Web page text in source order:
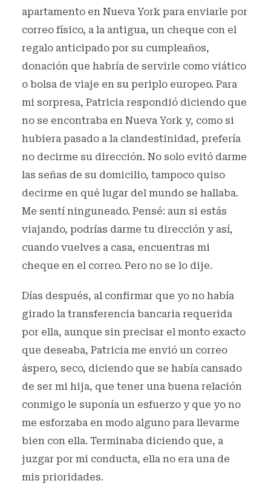
apartamento en Nueva York para enviarle por
correo físico, a la antigua, un cheque con el
regalo anticipado por su cumpleaños,
donación que habría de servirle como viático
o bolsa de viaje en su periplo europeo. Para
mi sorpresa, Patricia respondió diciendo que
no se encontraba en Nueva York y, como si
hubiera pasado a la clandestinidad, prefería
no decirme su dirección. No solo evitó darme
las señas de su domicilio, tampoco quiso
decirme en qué lugar del mundo se hallaba.
Me sentí ninguneado. Pensé: aun si estás
viajando, podrías darme tu dirección y así,
cuando vuelves a casa, encuentras mi
cheque en el correo. Pero no se lo dije.
Días después, al confirmar que yo no había
girado la transferencia bancaria requerida
por ella, aunque sin precisar el monto exacto
que deseaba, Patricia me envió un correo
áspero, seco, diciendo que se había cansado
de ser mi hija, que tener una buena relación
conmigo le suponía un esfuerzo y que yo no
me esforzaba en modo alguno para llevarme
bien con ella. Terminaba diciendo que, a
juzgar por mi conducta, ella no era una de
mis prioridades.